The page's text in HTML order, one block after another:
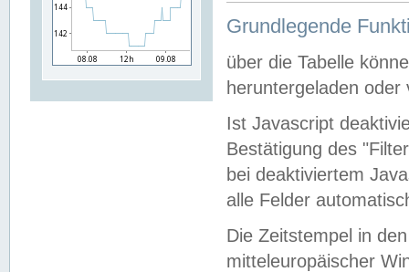
Grundlegende
über die Tabelle
heruntergeladen oder
Ist Javascript
Bestätigung des
bei deaktiviertem
alle Felder
Die Zeitstempel in
mitteleuropäischer